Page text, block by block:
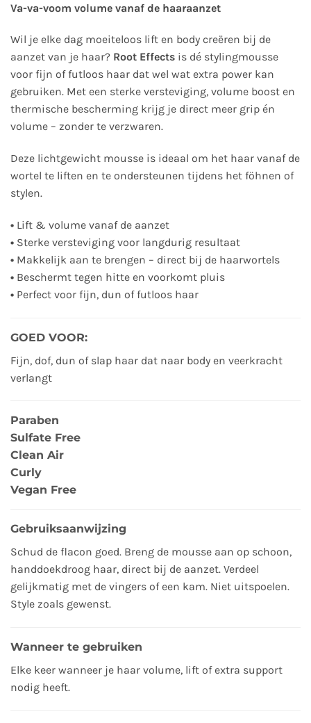
Va-va-voom volume vanaf de haaraanzet
Wil je elke dag moeiteloos lift en body creëren bij de
aanzet van je haar? Root Effects is dé stylingmousse
voor fijn of futloos haar dat wel wat extra power kan
gebruiken. Met een sterke versteviging, volume boost en
thermische bescherming krijg je direct meer grip én
volume – zonder te verzwaren.
Deze lichtgewicht mousse is ideaal om het haar vanaf de
wortel te liften en te ondersteunen tijdens het föhnen of
stylen.
• Lift & volume vanaf de aanzet
• Sterke versteviging voor langdurig resultaat
• Makkelijk aan te brengen – direct bij de haarwortels
• Beschermt tegen hitte en voorkomt pluis
• Perfect voor fijn, dun of futloos haar
GOED VOOR:
Fijn, dof, dun of slap haar dat naar body en veerkracht
verlangt
Paraben
Sulfate Free
Clean Air
Curly
Vegan Free
Gebruiksaanwijzing
Schud de flacon goed. Breng de mousse aan op schoon,
handdoekdroog haar, direct bij de aanzet. Verdeel
gelijkmatig met de vingers of een kam. Niet uitspoelen.
Style zoals gewenst.
Wanneer te gebruiken
Elke keer wanneer je haar volume, lift of extra support
nodig heeft.